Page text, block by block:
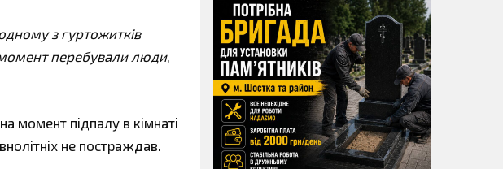
з гуртожитків
момент перебували люди,
момент підпалу в кімнаті
не постраждав.